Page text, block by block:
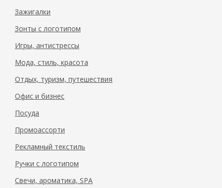
Зажигалки
Зонты с логотипом
Игры, антистрессы
Мода, стиль, красота
Отдых, туризм, путешествия
Офис и бизнес
Посуда
Промоассорти
Рекламный текстиль
Ручки с логотипом
Свечи, ароматика, SPA